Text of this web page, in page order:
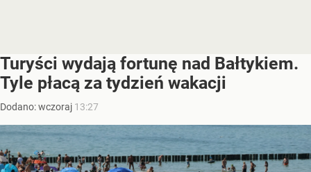
Turyści wydają fortunę nad Bałtykiem.
Tyle płacą za tydzień wakacji
Dodano:wczoraj 13:27